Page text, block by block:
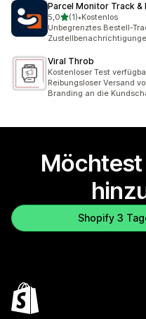
Parcel Monitor Track &
5,0von 5 Sternen
(1)
1 Rezensionen insgesamt
•Kostenlos
Unbegrenztes Bestell-
Viral Throb
Kostenloser Test
Reibungsloser Versand
Branding an die
Shopify 3